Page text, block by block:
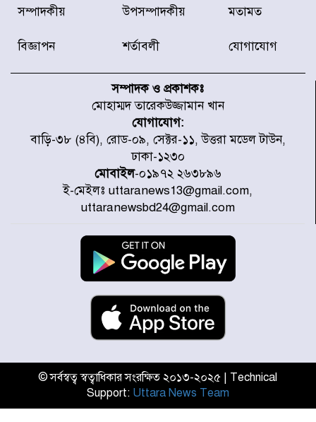
রাজধানীর উত্তরা আঞ্চলিক পাসপোর্ট
সদস্যকে বিভিন্ন মেয়াদে সাজা প্রদান
করেছে র‌্যাব-১
হরমুজ প্রণালি নিয়ে ওমানের সঙ্গে চুক্তি
চূড়ান্ত পর্যায়ে : ইরান
প্রত্যেক অপরাধীর বিচার এ দেশেই
হবে, সে যত শক্তিশালীই হোক না কেন,
চট্টগ্রামে জুলাই গণঅভ্যুত্থান দিবসে
প্রতিমন্ত্রী মীর হেলাল
আগামী ৫ দিন বৃষ্টির আভাস
হাসিনার বক্তব্য প্রচারে ভারতের সমর্থন
নেই
জুলাই গণঅভ্যুত্থানে আহত যোদ্ধা
উত্তরায় জুলাই গণঅভ্যুত্থানের ৯২
সম্পাদকীয় উপসম্পাদকীয় মতামত
বিজ্ঞাপন শর্তাবলী যোগাযোগ
সম্পাদক ও প্রকাশকঃ
মোহাম্মদ তারেকউজ্জামান খান
যোগাযোগ:
বাড়ি-৩৮ (৪বি), রোড-০৯, সেক্টর-১১, উত্তরা মডেল টাউন,
ঢাকা-১২৩০
মোবাইল-০১৯৭২ ২৬৩৮৯৬
ই-মেইলঃ uttaranews13@gmail.com,
uttaranewsbd24@gmail.com
© সর্বস্বত্ব স্বত্বাধিকার সংরক্ষিত ২০১৩-২০২৫ | Technical
Support: Uttara News Team